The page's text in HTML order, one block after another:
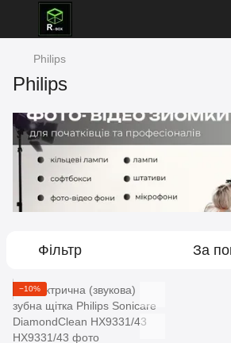
Philips
Philips
Фільтр За
−10%